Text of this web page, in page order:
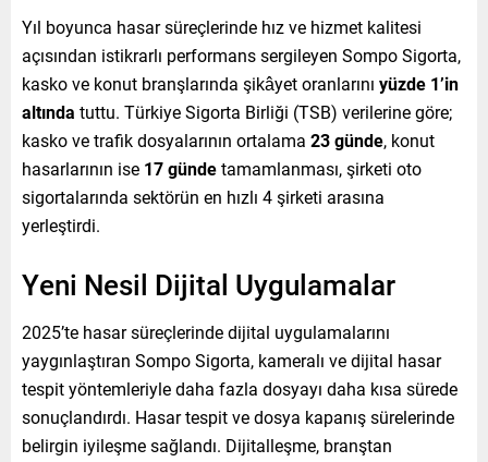
Yıl boyunca hasar süreçlerinde hız ve hizmet kalitesi
açısından istikrarlı performans sergileyen Sompo Sigorta,
kasko ve konut branşlarında şikâyet oranlarını yüzde 1’in
altında tuttu. Türkiye Sigorta Birliği (TSB) verilerine göre;
kasko ve trafik dosyalarının ortalama 23 günde, konut
hasarlarının ise 17 gündetamamlanması, şirketi oto
sigortalarında sektörün en hızlı 4 şirketi arasına
yerleştirdi.
Yeni Nesil Dijital Uygulamalar
2025’te hasar süreçlerinde dijital uygulamalarını
yaygınlaştıran Sompo Sigorta, kameralı ve dijital hasar
tespit yöntemleriyle daha fazla dosyayı daha kısa sürede
sonuçlandırdı. Hasar tespit ve dosya kapanış sürelerinde
belirgin iyileşme sağlandı. Dijitalleşme, branştan